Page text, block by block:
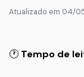
Atualizado em 04/
🕐 Tempo de